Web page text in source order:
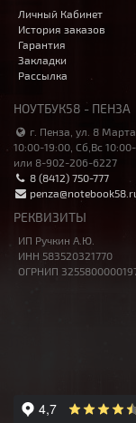
Личный Кабинет
История заказов
Гарантия
Закладки
Рассылка
НОУТБУК58 - ПЕНЗА
г. Пенза, ул. 8
10:00-19:00, Сб,Вс
или 8-902-206-6227
8 (8412) 750-777
РЕКВИЗИТЫ
ИП Ручкин А.Ю.
ИНН 583520321770
ОГРНИП